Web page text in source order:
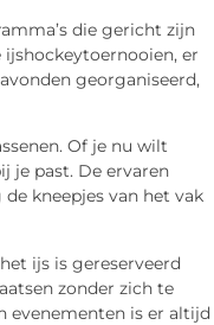
die gericht zijn
er
georganiseerd,
Of je nu wilt
je past. De ervaren
kneepjes van het vak
ijs is gereserveerd
zonder zich te
evenementen is er altijd